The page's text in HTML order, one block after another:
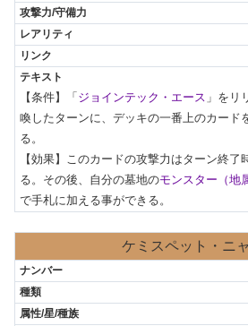
【条件】「 ジョインテック・エース 」をリ
喚したターンに、デッキの一番上のカード
る。
【効果】このカードの攻撃力はターン終了
る。その後、自分の墓地のモンスター（地
で手札に加える事ができる。
ケミスペット・ニ